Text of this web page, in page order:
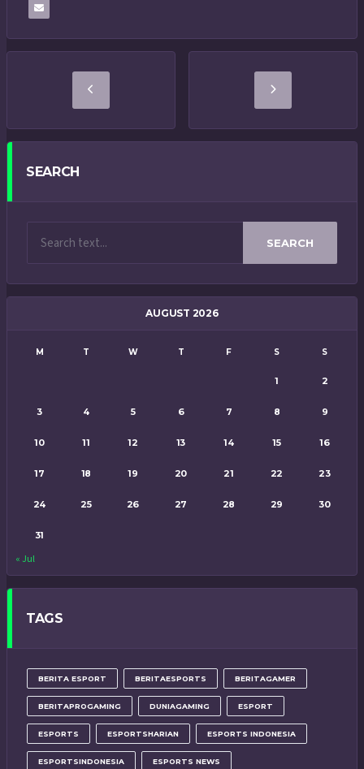
SEARCH
SEARCH
AUGUST 2026
M T W T F S S
1 2
3 4 5 6 7 8 9
10 11 12 13 14 15 16
17 18 19 20 21 22 23
24 25 26 27 28 29 30
31
« Jul
TAGS
BERITA ESPORT BERITAESPORTS BERITAGAMER
BERITAPROGAMING DUNIAGAMING ESPORT
ESPORTS ESPORTSHARIAN ESPORTS INDONESIA
ESPORTSINDONESIA ESPORTS NEWS